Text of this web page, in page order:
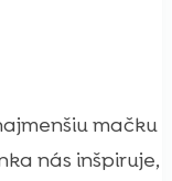
mačku
nás inšpiruje,